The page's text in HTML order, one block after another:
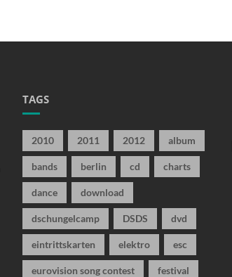
TAGS
2010 2011 2012 album
bands berlin cd charts
dance download
dschungelcamp DSDS dvd
eintrittskarten elektro esc
eurovision song contest festival